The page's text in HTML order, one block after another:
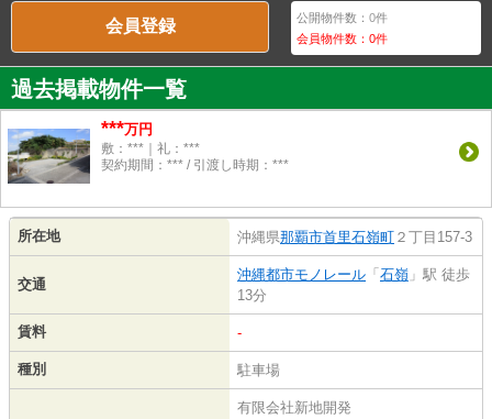
会員登録 公開物件数：0件
会員物件数：0件
過去掲載物件一覧
***万円
敷：***｜礼：***
契約期間：*** / 引渡し時期：***
所在地 沖縄県那覇市首里石嶺町 ２丁目157-3
交通
沖縄都市モノレール 「 石嶺 」駅 徒歩
13分
賃料 -
種別 駐車場
有限会社新地開発